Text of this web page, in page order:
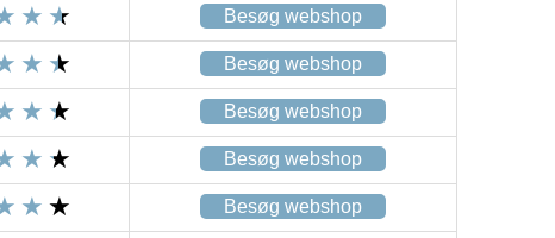
Besøg webshop
Besøg webshop
Besøg webshop
Besøg webshop
Besøg webshop